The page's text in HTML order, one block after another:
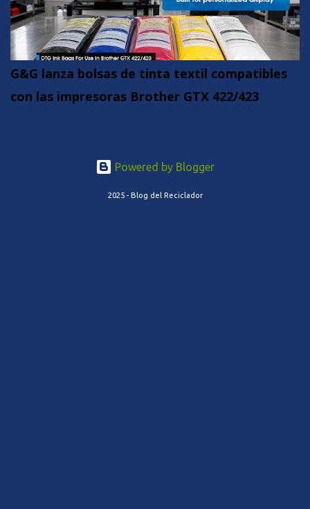
G&G lanza bolsas de tinta textil compatibles
con las impresoras Brother GTX 422/423
Powered by Blogger
2025 - Blog del Reciclador